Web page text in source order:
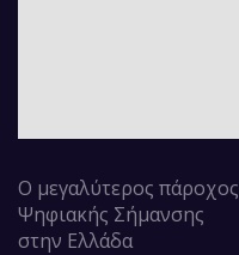
Ο μεγαλύτερος πάροχος
Ψηφιακής Σήμανσης
στην Ελλάδα